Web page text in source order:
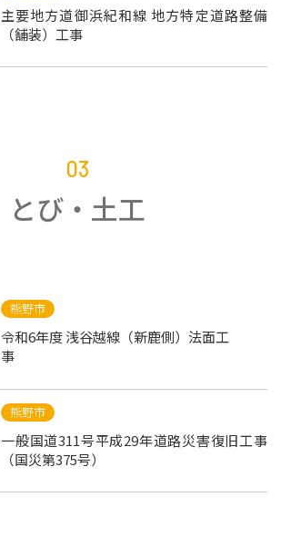
主要地方道御浜紀和線 地方特定道路整備
（舗装）工事
03
とび・土工
熊野市
令和6年度 浅谷越線（新鹿側）法面工
事
熊野市
一般国道311号平成29年道路災害復旧工事
（国災第375号）